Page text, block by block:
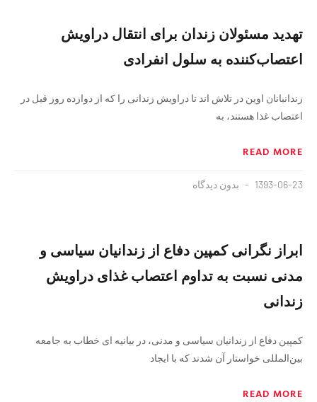
تهدید مسئولان زندان برای انتقال دراویش
اعتصاب‌کننده به سلول انفرادی
زندانبانان اوین در تلاش اند تا دراویش زندانی را که از دوازده روز قبل در
اعتصاب غذا هستند، به
READ MORE
1393-06-23 بدون دیدگاه
ابراز نگرانی کمپین دفاع از زندانیان سیاسی و
مدنی نسبت به تداوم اعتصاب غذای دراویش
زندانی
کمپین دفاع از زندانیان سیاسی و مدنی، در بیانیه ای خطاب به جامعه
بین‌المللی خواستار آن شدند که با ایجاد
READ MORE